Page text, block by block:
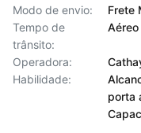
Modo de envio:
Frete
Tempo de
trânsito:
Operadora:
Habilidade:
porta